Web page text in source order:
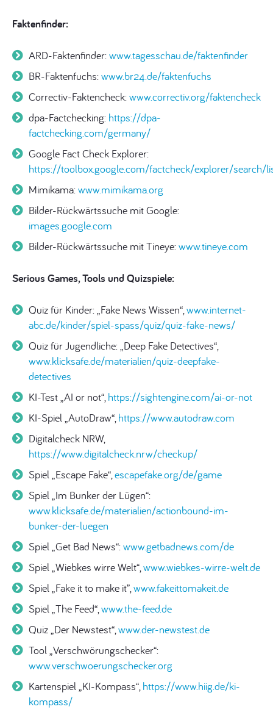
Faktenfinder:
ARD-Faktenfinder:www.tagesschau.de/faktenfinder
BR-Faktenfuchs:www.br24.de/faktenfuchs
Correctiv-Faktencheck:www.correctiv.org/faktencheck
dpa-Factchecking: https://dpa-
factchecking.com/germany/
Google Fact Check Explorer:
https://toolbox.google.com/factcheck/explorer/search/
Mimikama:www.mimikama.org
Bilder-Rückwärtssuche mit Google:
images.google.com
Bilder-Rückwärtssuche mit Tineye:www.tineye.com
Serious Games, Tools undQuizspiele:
Quiz für Kinder: „Fake News Wissen“,www.internet-
abc.de/kinder/spiel-spass/quiz/quiz-fake-news/
Quiz für Jugendliche: „Deep Fake Detectives“,
www.klicksafe.de/materialien/quiz-deepfake-
detectives
KI-Test „AI or not“,https://sightengine.com/ai-or-not
KI-Spiel „AutoDraw“,https://www.autodraw.com
Digitalcheck NRW,
https://www.digitalcheck.nrw/checkup/
Spiel „Escape Fake“,escapefake.org/de/game
Spiel „Im Bunker der Lügen“:
www.klicksafe.de/materialien/actionbound-im-
bunker-der-luegen
Spiel „Get Bad News“:www.getbadnews.com/de
Spiel „Wiebkes wirre Welt“,www.wiebkes-wirre-welt.de
Spiel „Fake it to make it”,www.fakeittomakeit.de
Spiel „The Feed“,www.the-feed.de
Quiz „Der Newstest“,www.der-newstest.de
Tool „Verschwörungschecker“:
www.verschwoerungschecker.org
Kartenspiel „KI-Kompass“,https://www.hiig.de/ki-
kompass/